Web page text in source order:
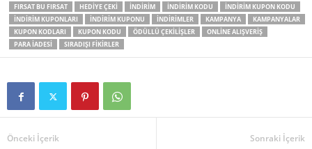
FIRSAT BU FIRSAT
HEDIYE ÇEKI INDIRIM INDIRIM KODU
INDIRIM KUPON KODU
INDIRIM KUPONLARI
INDIRIM KUPONU INDIRIMLER KAMPANYA
KAMPANYALAR
KUPON KODLARI
KUPON KODU ÖDÜLLÜ ÇEKILIŞLER
ONLINE ALIŞVERIŞ
PARA IADESI
SIRADIŞI FIKIRLER
Önceki İçerik Sonraki İçerik